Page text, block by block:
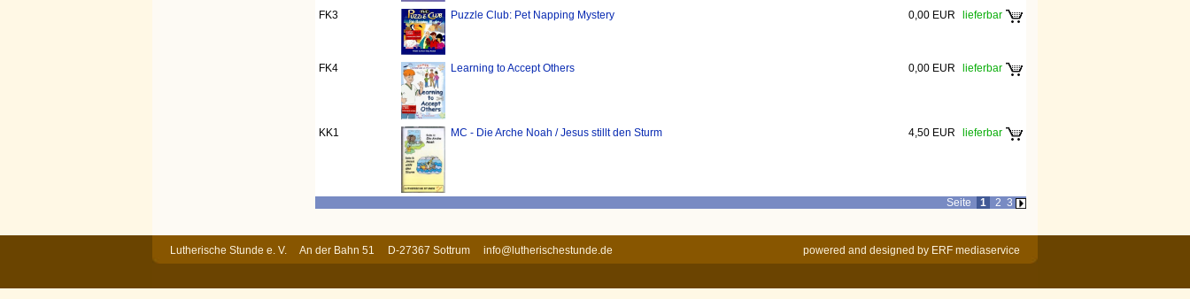
FK3 Puzzle Club: Pet Napping Mystery 0,00 EUR lieferbar
FK4 Learning to Accept Others 0,00 EUR lieferbar
KK1 MC - Die Arche Noah / Jesus stillt den Sturm 4,50 EUR lieferbar
Seite 1 2 3
powered and designed by ERF mediaservice
Lutherische Stunde e. V. An der Bahn 51 D-27367 Sottrum info@lutherischestunde.de